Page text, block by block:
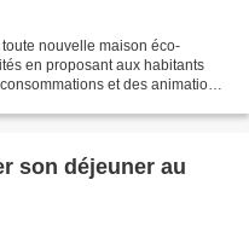
nouvelle maison éco-
en proposant aux habitants
et des animations
son déjeuner au